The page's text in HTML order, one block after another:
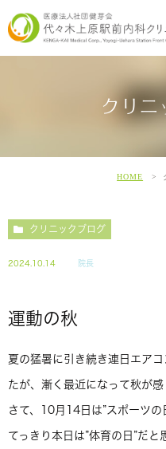
クリニ
HOME
クリニックブログ
2024.10.14 院長
運動の秋
夏の猛暑に引き続き連日エア
たが、漸く最近になって秋が
さて、10月14日は”スポーツの
てっきり本日は”体育の日”だ